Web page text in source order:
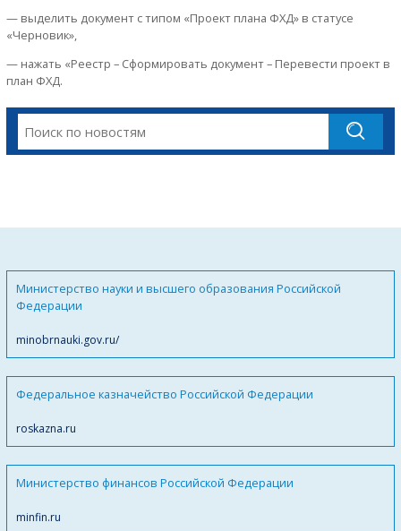
— выделить документ с типом «Проект плана ФХД» в статусе
«Черновик»,
— нажать «Реестр – Сформировать документ – Перевести проект в
план ФХД.
Министерство науки и высшего образования Российской
Федерации
minobrnauki.gov.ru/
Федеральное казначейство Российской Федерации
roskazna.ru
Министерство финансов Российской Федерации
minfin.ru